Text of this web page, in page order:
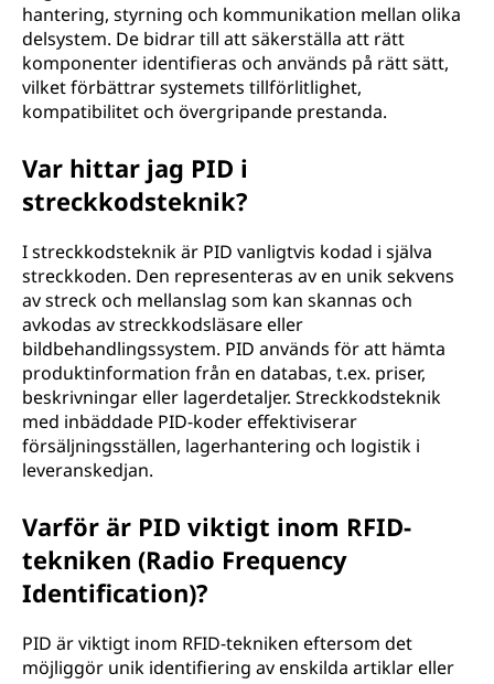
hantering, styrning och kommunikation mellan olika
delsystem. De bidrar till att säkerställa att rätt
komponenter identifieras och används på rätt sätt,
vilket förbättrar systemets tillförlitlighet,
kompatibilitet och övergripande prestanda.
Var hittar jag PID i
streckkodsteknik?
I streckkodsteknik är PID vanligtvis kodad i själva
streckkoden. Den representeras av en unik sekvens
av streck och mellanslag som kan skannas och
avkodas av streckkodsläsare eller
bildbehandlingssystem. PID används för att hämta
produktinformation från en databas, t.ex. priser,
beskrivningar eller lagerdetaljer. Streckkodsteknik
med inbäddade PID-koder effektiviserar
försäljningsställen, lagerhantering och logistik i
leveranskedjan.
Varför är PID viktigt inom RFID-
tekniken (Radio Frequency
Identification)?
PID är viktigt inom RFID-tekniken eftersom det
möjliggör unik identifiering av enskilda artiklar eller